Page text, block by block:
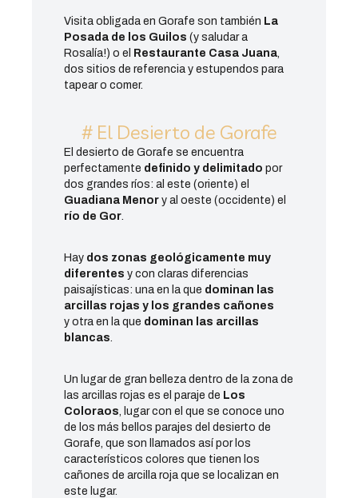
Visita obligada en Gorafe son también La
Posada de los Guilos (y saludar a
Rosalía!) o el
Restaurante Casa Juana
dos sitios de referencia y estupendos para
tapear o comer.
# El Desierto de Gorafe
El desierto de Gorafe se encuentra
perfectamente definido y delimitado por
dos grandes ríos: al este (oriente) el
Guadiana Menor y al oeste (occidente) el
río de Gor
Hay dos zonas geológicamente muy
diferentes y con claras diferencias
paisajísticas: una en la que dominan las
arcillas rojas y los grandes cañones
y otra en la que dominan las arcillas
blancas
Un lugar de gran belleza dentro de la zona de
las arcillas rojas es el paraje de Los
Coloraos , lugar con el que se conoce uno
de los más bellos parajes del desierto de
Gorafe, que son llamados así por los
característicos colores que tienen los
cañones de arcilla roja que se localizan en
este lugar.